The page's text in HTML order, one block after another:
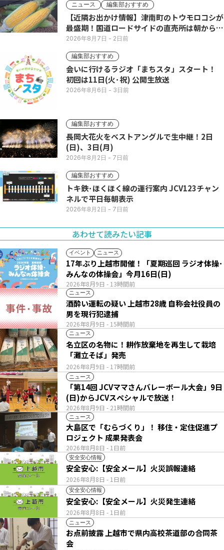
ニュース 編集部おすすめ
【近隣お出かけ情報】津南町のトウモロコシが
最盛期！国道ロードサイドの直売所は朝から長
い列
2026年8月7日 - 2日前
編集部おすすめ
会いに行けるラジオ「まちスタ」スタート！
初回は11日(火･祝) 公開生放送
2026年8月6日 - 3日前
編集部おすすめ
長岡大花火をベストアングルで生中継！2日
(日)、3日(月)
2026年8月2日 - 7日前
編集部おすすめ
トキ鉄･ほくほく線の運行案内 JCV123チャン
ネルで平日毎朝表示
2026年8月2日 - 7日前
あわせて読みたい記事
イベント ニュース
2026年8月9日 - 13時間前
17年ぶり上越市開催！「夏期巡回 ラジオ体操･
みんなの体操会」今月16日(日)
ニュース
2026年8月9日 - 15時間前
酒酔い運転の疑い 上越市28歳 自称会社役員の
男を現行犯逮捕
ニュース
2026年8月9日 - 17時間前
名立区の名物に！耕作放棄地を再生して栽培
「灘立そば」発売
ニュース
2026年8月9日 - 21時間前
「第14回 JCVママさんバレーボール大会」9日
(日)からJCVスペシャルで放送！
ニュース
2026年8月8日 - 1日前
大島区で「むらづくり」！ 移住・定住促進プ
ロジェクト 成果発表会
安全安心情報
2026年8月8日 - 1日前
安全安心:【安全メール】火災誤報連絡
安全安心情報
2026年8月8日 - 1日前
安全安心:【安全メール】火災発生連絡
ニュース
お点前披露 上越市で県内高校茶道部の合同茶
会